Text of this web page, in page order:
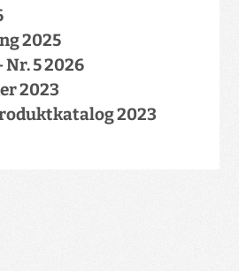
2025
5 2026
2023
2023